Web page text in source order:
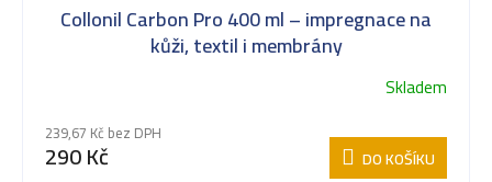
Collonil Carbon Pro 400 ml – impregnace na
kůži, textil i membrány
Skladem
239,67 Kč bez DPH
290 Kč DO KOŠÍKU